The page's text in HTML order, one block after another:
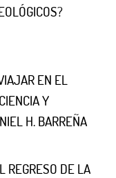
EN EL
Y
H. BARREÑA
REGRESO DE LA